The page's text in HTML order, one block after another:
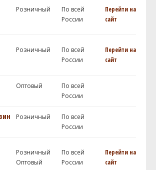
Розничный
По всей
России
Перейти на
сайт
Розничный
По всей
России
Перейти на
сайт
Оптовый
По всей
России
Розничный
По всей
России
Розничный
Оптовый
По всей
России
Перейти на
сайт